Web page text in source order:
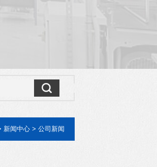
新闻中心 > 公司新闻